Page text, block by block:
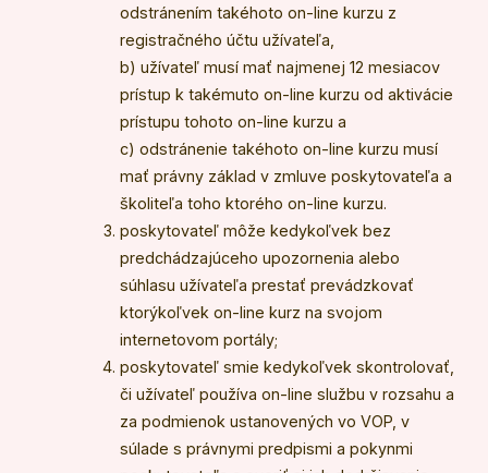
odstránením takéhoto on-line kurzu z
registračného účtu užívateľa,
b) užívateľ musí mať najmenej 12 mesiacov
prístup k takémuto on-line kurzu od aktivácie
prístupu tohoto on-line kurzu a
c) odstránenie takéhoto on-line kurzu musí
mať právny základ v zmluve poskytovateľa a
školiteľa toho ktorého on-line kurzu.
poskytovateľ môže kedykoľvek bez
predchádzajúceho upozornenia alebo
súhlasu užívateľa prestať prevádzkovať
ktorýkoľvek on-line kurz na svojom
internetovom portály;
poskytovateľ smie kedykoľvek skontrolovať,
či užívateľ používa on-line službu v rozsahu a
za podmienok ustanovených vo VOP, v
súlade s právnymi predpismi a pokynmi